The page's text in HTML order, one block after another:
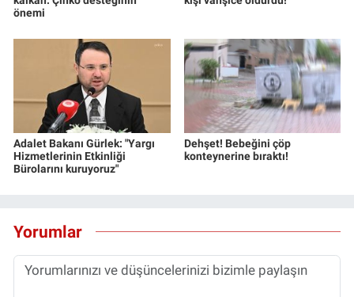
önemi
Adalet Bakanı Gürlek: "Yargı
Hizmetlerinin Etkinliği
Bürolarını kuruyoruz"
Dehşet! Bebeğini çöp
konteynerine bıraktı!
Yorumlar